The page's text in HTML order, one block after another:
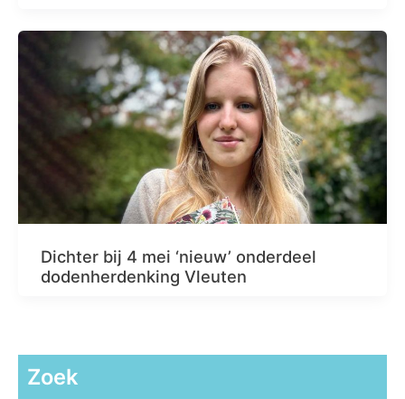
Dichter bij 4 mei ‘nieuw’ onderdeel
dodenherdenking Vleuten
Zoek